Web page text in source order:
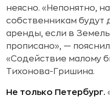
неясно. «Непонятно,
собственникам будут
аренды, если в
прописано», —
«Содействие малому
Тихонова-Гришина.
Не только Петербург.